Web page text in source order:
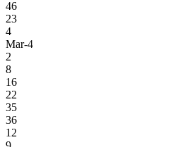
46
23
4
Mar-4
2
8
16
22
35
36
12